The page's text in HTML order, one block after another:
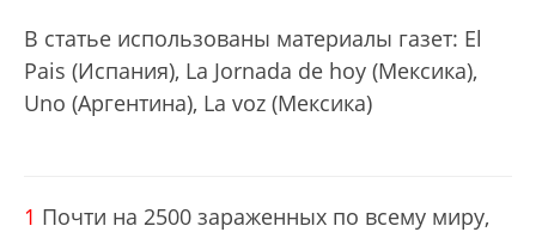
В статье использованы материалы газет: El
Pais (Испания), La Jornada de hoy (Мексика),
Uno (Аргентина), La voz (Мексика)
1 Почти на 2500 зараженных по всему миру,